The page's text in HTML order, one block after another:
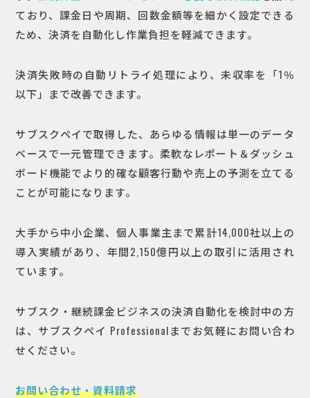
ており、課金日や周期、回数金額等を細かく設定できる
ため、決済を自動化し作業負担を軽減できます。
決済失敗時の自動リトライ処理により、未収率を「1％
以下」まで改善できます。
サブスクペイで取得した、あらゆる情報は単一のデータ
ベースで一元管理できます。柔軟なレポート＆ダッシュ
ボード機能でより的確な顧客行動や売上の予測を立てる
ことが可能になります。
大手から中小企業、個人事業主まで累計14,000社以上の
導入実績があり、年間2,150億円以上の取引に活用され
ています。
サブスク・継続課金ビジネスの決済自動化を検討中の方
は、サブスクペイ Professionalまでお気軽にお問い合わ
せください。
お問い合わせ・資料請求